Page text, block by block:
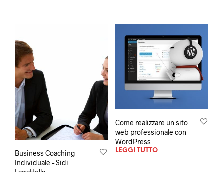
Business Coaching
Individuale – Sidi
Come realizzare un sito
web professionale con
WordPress
LEGGI TUTTO